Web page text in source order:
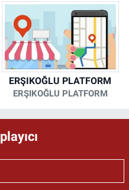
ERŞIKOĞLU PLATFORM
ERŞIKOĞLU PLATFORM